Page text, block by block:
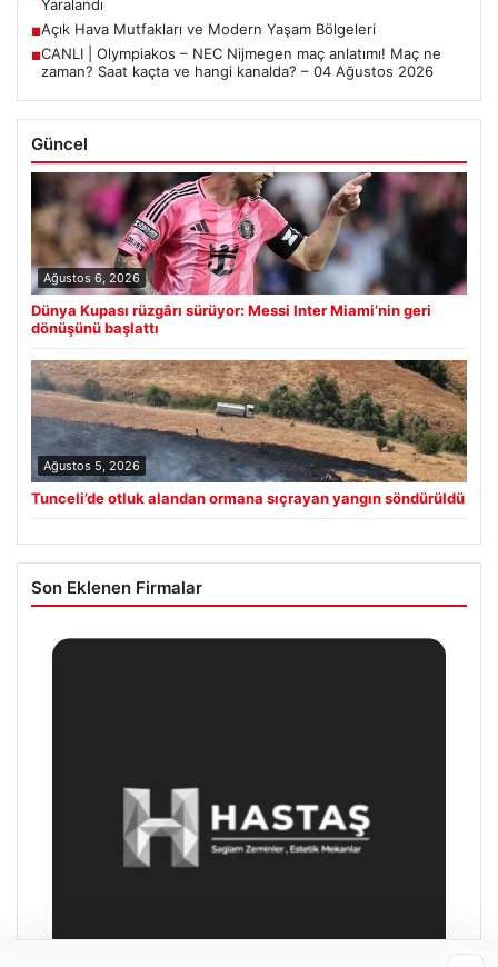
Yaralandı
■Açık Hava Mutfakları ve Modern Yaşam Bölgeleri
■CANLI | Olympiakos – NEC Nijmegen maç anlatımı! Maç ne
zaman? Saat kaçta ve hangi kanalda? – 04 Ağustos 2026
Güncel
Ağustos 6, 2026
Dünya Kupası rüzgârı sürüyor: Messi Inter Miami’nin geri
dönüşünü başlattı
Ağustos 5, 2026
Tunceli’de otluk alandan ormana sıçrayan yangın söndürüldü
Son Eklenen Firmalar